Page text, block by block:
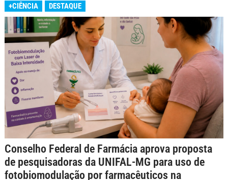
+CIÊNCIA DESTAQUE
Conselho Federal de Farmácia aprova proposta
de pesquisadoras da UNIFAL-MG para uso de
fotobiomodulação por farmacêuticos na